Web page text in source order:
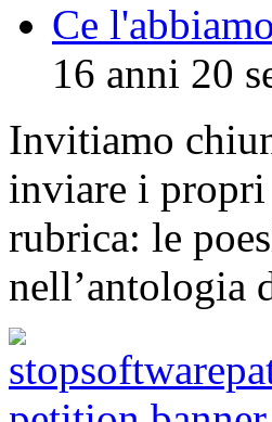
Ce
16 anni 20
Invitiamo
inviare i propri
rubrica: le
nell’antologia